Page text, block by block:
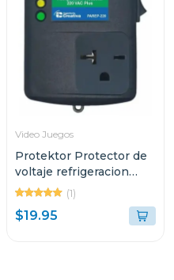
Video Juegos
Protektor Protector de
voltaje refrigeracion
industrial 220v
(1)
$19.95